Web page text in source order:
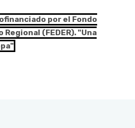
por el Fondo
(FEDER). "Una